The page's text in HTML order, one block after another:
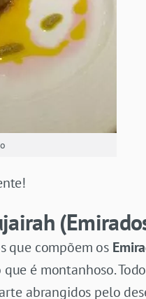
que compõem os
é montanhoso.
abrangidos pelo